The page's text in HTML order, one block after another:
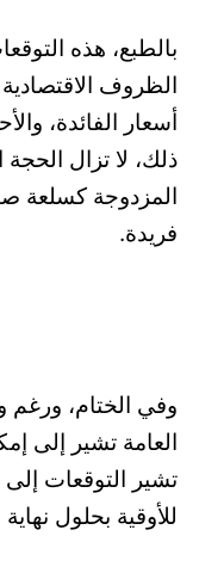
بالطبع، هذه
الظروف
أسعار الفائدة،
ذلك، لا تزال الحجة
المزدوجة كسلعة
فريدة.
وفي الختام، ورغم
العامة تشير إلى
للأوقية بحلول نهاية